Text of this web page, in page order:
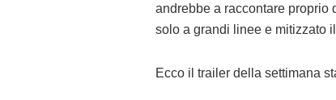
andrebbe a raccontare proprio
solo a grandi linee e mitizzato
Ecco il trailer della settimana